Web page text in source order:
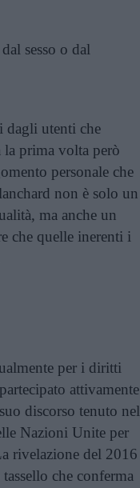
sesso o dal
dagli utenti che
la prima volta però
personale che
non è solo un
ma anche un
che quelle inerenti i
per i diritti
attivamente
discorso tenuto nel
Nazioni Unite per
rivelazione del 2016
che conferma